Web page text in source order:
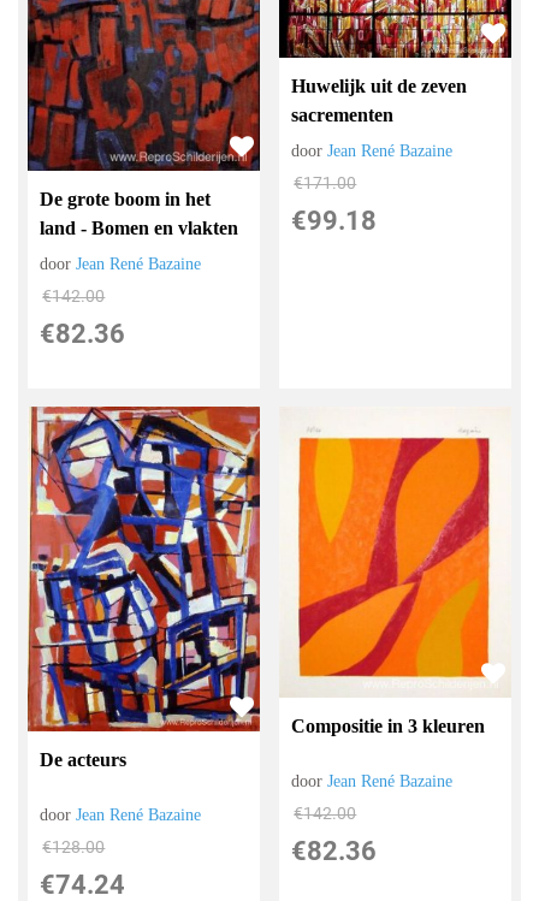
De grote boom in het
land - Bomen en vlakten
doorJean René Bazaine
€142.00
€82.36
Huwelijk uit de zeven
sacrementen
doorJean René Bazaine
€171.00
€99.18
De acteurs
doorJean René Bazaine
€128.00
€74.24
Compositie in 3 kleuren
doorJean René Bazaine
€142.00
€82.36